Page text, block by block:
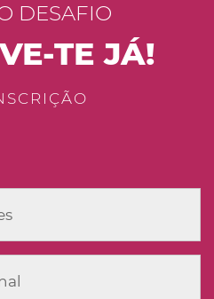
DESAFIO
TE JÁ!